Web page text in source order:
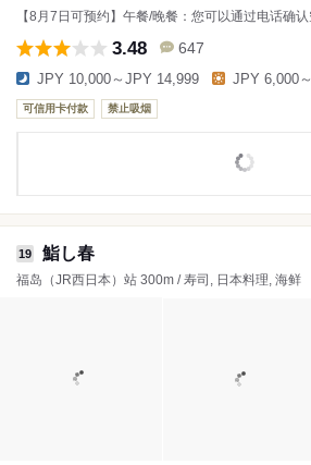
【8月7日可预约】午餐/晚餐：您可以通过电话确认
3.48 647
JPY 10,000～JPY 14,999 JPY 6,000
可信用卡付款 禁止吸烟
19 鮨し春
福岛（JR西日本）站 300m / 寿司, 日本料理, 海鲜